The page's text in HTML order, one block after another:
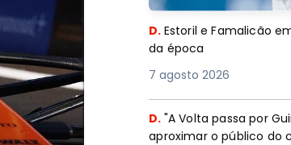
D. Estoril e Famalicão
da época
7 agosto 2026
D. "A Volta passa por
aproximar o público do